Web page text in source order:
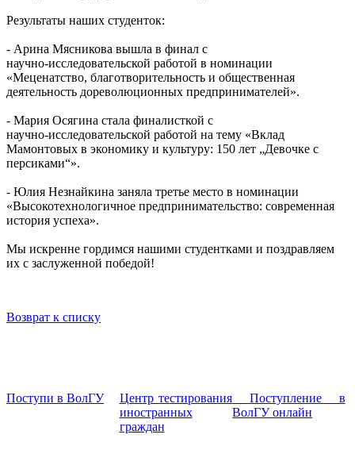
Результаты наших студенток:
- Арина Мясникова вышла в финал с
научно‑исследовательской работой в номинации
«Меценатство, благотворительность и общественная
деятельность дореволюционных предпринимателей».
- Мария Осягина стала финалисткой с
научно‑исследовательской работой на тему «Вклад
Мамонтовых в экономику и культуру: 150 лет „Девочке с
персиками“».
- Юлия Незнайкина заняла третье место в номинации
«Высокотехнологичное предпринимательство: современная
история успеха».
Мы искренне гордимся нашими студентками и поздравляем
их с заслуженной победой!
Возврат к списку
Поступи в ВолГУ
Центр тестирования
иностранных
граждан
Поступление в
ВолГУ онлайн